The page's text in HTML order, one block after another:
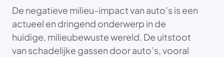
De negatieve milieu-impact van auto’s is een
actueel en dringend onderwerp in de
huidige, milieubewuste wereld. De uitstoot
van schadelijke gassen door auto’s, vooral